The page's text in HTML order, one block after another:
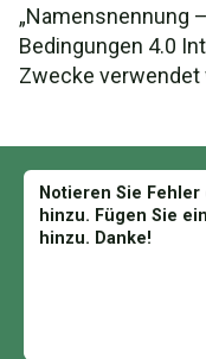
„Namensnennung
Bedingungen 4.0
Zwecke verwendet